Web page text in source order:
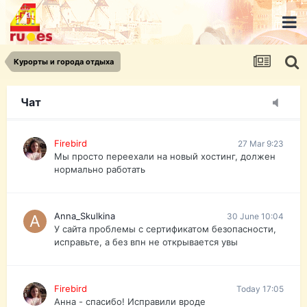
Курорты и города отдыха
Чат
urist.dokument@gmail.com
https://pasport-ua.com/
Телеграмм @uristpassua
Firebird
Друзья - из России без VPN сайт и форум
Firebird 27 Mar 9:23
Мы просто переехали на новый хостинг, должен
нормально работать
Anna_Skulkina 30 June 10:04
У сайта проблемы с сертификатом безопасности,
исправьте, а без впн не открывается увы
Firebird Today 17:05
Анна - спасибо! Исправили вроде